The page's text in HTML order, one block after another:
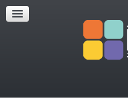
超解像顕微鏡
超解像顕微鏡の紹介